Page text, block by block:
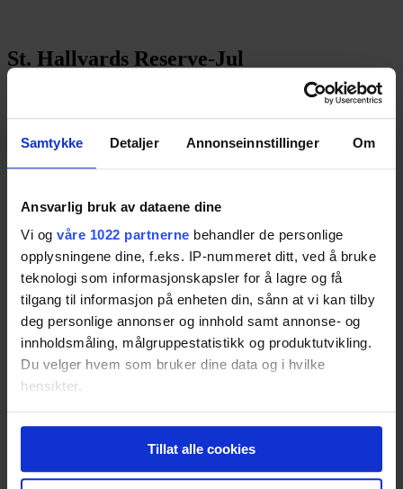
Samtykke Detaljer Annonseinnstillinger Om
Ansvarlig bruk av dataene dine
Vi og våre 1022 partnerne behandler de personlige
opplysningene dine, f.eks. IP-nummeret ditt, ved å bruke
teknologi som informasjonskapsler for å lagre og få
tilgang til informasjon på enheten din, sånn at vi kan tilby
deg personlige annonser og innhold samt annonse- og
innholdsmåling, målgruppestatistikk og produktutvikling.
Du velger hvem som bruker dine data og i hvilke
hensikter.
Hvis du gir oss lov, vil vi også gjerne:
Innhente informasjon om den geografiske
beliggenheten din, som kan være nøyaktig innenfor
Tillat alle cookies
St. Hallvards Reserve-Jul
tatt imot av testkildene.
88/100
Testresultat
St. Hallvards Reserve-Jul
Resultatet er basert på
Dagens Næringsliv
Fyldig og krydret smak med fin maltsødme.
medlemskap)